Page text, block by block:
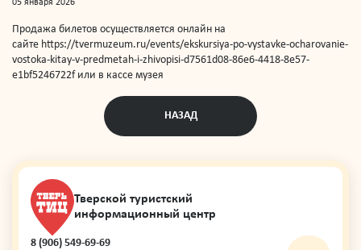
05 января 2026
Продажа билетов осуществляется онлайн на
сайте https://tvermuzeum.ru/events/ekskursiya-po-vystavke-ocharovanie-
vostoka-kitay-v-predmetah-i-zhivopisi-d7561d08-86e6-4418-8e57-
e1bf5246722f или в кассе музея
НАЗАД
Тверской туристский
информационный центр
8 (906) 549-69-69